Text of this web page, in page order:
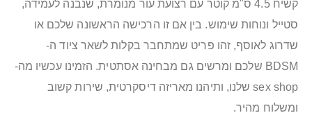
קשיח 4.5 ס"מ קוטר עם רצועת עור מנומרת, שנבנה לעמידה,
סטייל ונוחות שימוש. בין אם זו הרכישה הראשונה שלכם או
שדרוג לאוסף, זהו פריט שמתחבר בקלות לשאר ציוד ה-
BDSM שלכם ומרשים גם מבחינה אסתטית. הזמינו עכשיו מה-
sex shop שלנו, ותיהנו מאריזה דיסקרטית, שירות קשוב
ומשלוח מהיר.